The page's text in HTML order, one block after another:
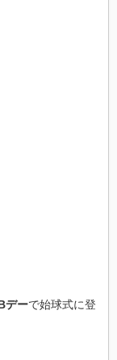
デーで始球式に登